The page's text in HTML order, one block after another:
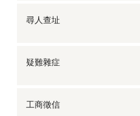
尋人查址
疑難雜症
工商徵信